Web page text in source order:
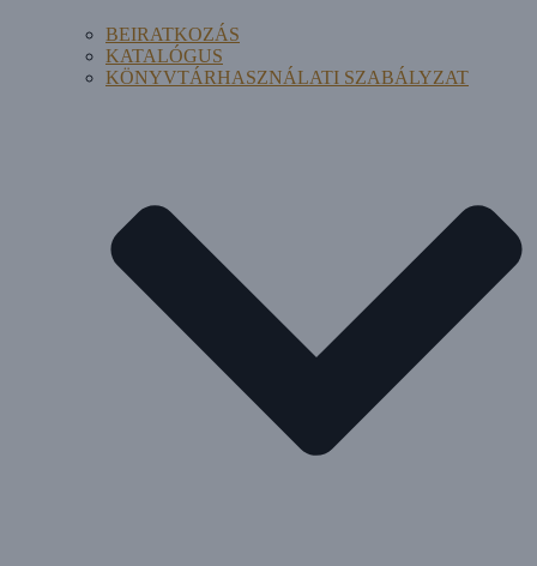
BEIRATKOZÁS
KATALÓGUS
KÖNYVTÁRHASZNÁLATI SZABÁLYZAT